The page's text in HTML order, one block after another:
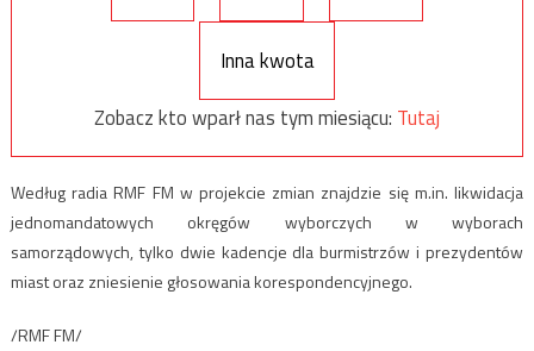
Inna kwota
Zobacz kto wparł nas tym miesiącu: Tutaj
Według radia RMF FM w projekcie zmian znajdzie się m.in. likwidacja
jednomandatowych okręgów wyborczych w wyborach
samorządowych, tylko dwie kadencje dla burmistrzów i prezydentów
miast oraz zniesienie głosowania korespondencyjnego.
/RMF FM/